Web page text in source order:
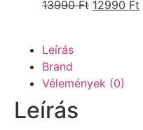
13990Ft 12990 Ft
Leírás
Brand
Vélemények (0)
Leírás